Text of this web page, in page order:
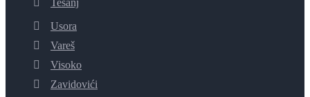
Tešanj
Usora
Vareš
Visoko
Zavidovići